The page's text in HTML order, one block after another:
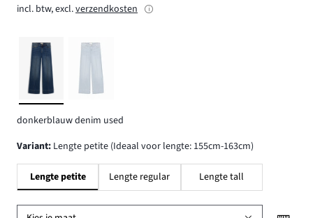
incl. btw, excl.verzendkosten
donkerblauw denim used
Variant: Lengte petite (Ideaal voor lengte: 155cm-163cm)
Lengte petite Lengte regular Lengte tall